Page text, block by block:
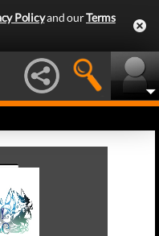
Policyand ourTerms